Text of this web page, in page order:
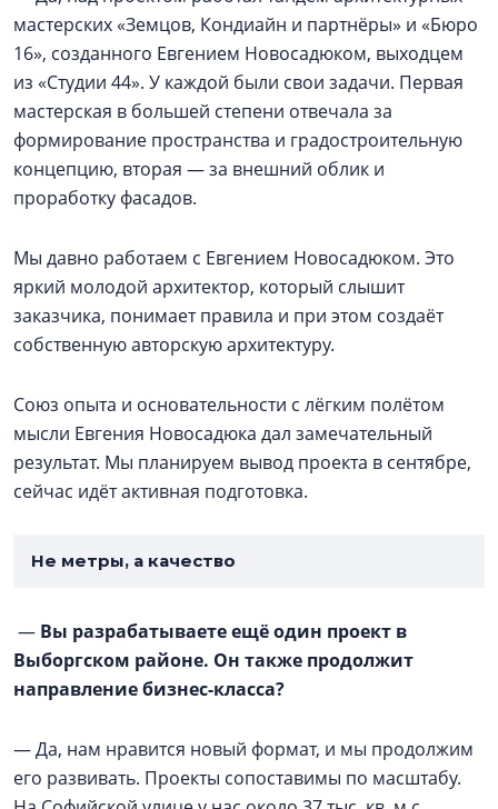
мастерских «Земцов, Кондиайн и партнёры» и «Бюро
16», созданного Евгением Новосадюком, выходцем
из «Студии 44». У каждой были свои задачи. Первая
мастерская в большей степени отвечала за
формирование пространства и градостроительную
концепцию, вторая — за внешний облик и
проработку фасадов.
Мы давно работаем с Евгением Новосадюком. Это
яркий молодой архитектор, который слышит
заказчика, понимает правила и при этом создаёт
собственную авторскую архитектуру.
Союз опыта и основательности с лёгким полётом
мысли Евгения Новосадюка дал замечательный
результат. Мы планируем вывод проекта в сентябре,
сейчас идёт активная подготовка.
Не метры, а качество
— Вы разрабатываете ещё один проект в
Выборгском районе. Он также продолжит
направление бизнес-класса?
— Да, нам нравится новый формат, и мы продолжим
его развивать. Проекты сопоставимы по масштабу.